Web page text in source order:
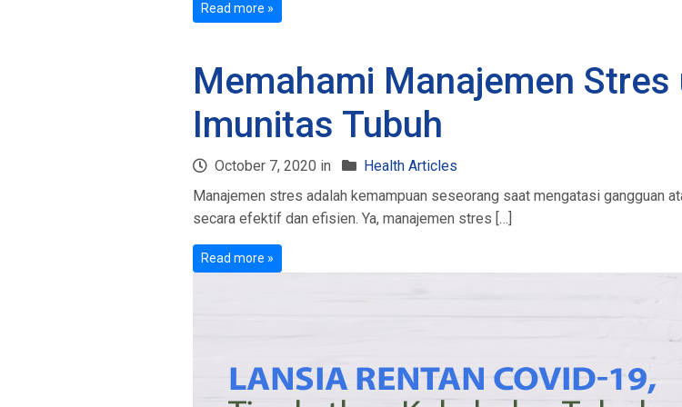
Read more »
Memahami Manajemen
Imunitas Tubuh
October 7, 2020 in
Health Articles
Manajemen stres adalah kemampuan seseorang saat mengatasi gangguan
secara efektif dan efisien. Ya, manajemen stres […]
Read more »